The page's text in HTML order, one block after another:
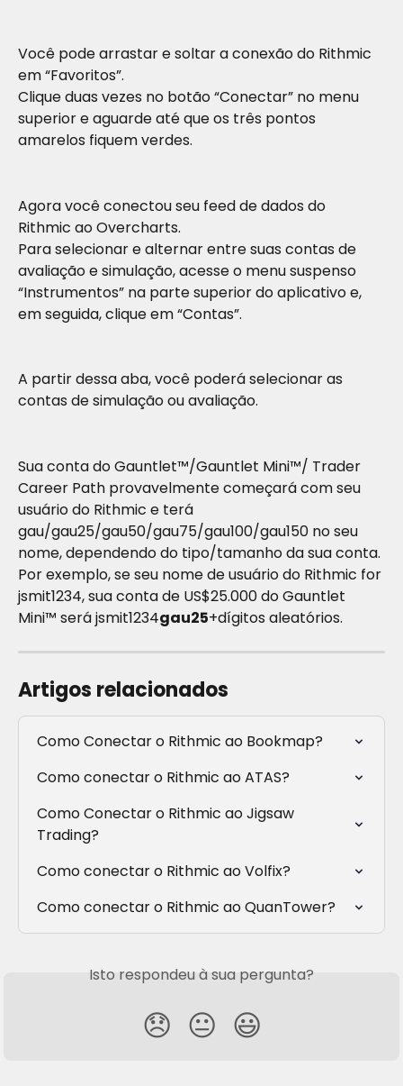
Você pode arrastar e soltar a conexão do Rithmic
em “Favoritos”.
Clique duas vezes no botão “Conectar” no menu
superior e aguarde até que os três pontos
amarelos fiquem verdes.
Agora você conectou seu feed de dados do
Rithmic ao Overcharts.
Para selecionar e alternar entre suas contas de
avaliação e simulação, acesse o menu suspenso
“Instrumentos” na parte superior do aplicativo e,
em seguida, clique em “Contas”.
A partir dessa aba, você poderá selecionar as
contas de simulação ou avaliação.
Sua conta do Gauntlet™/Gauntlet Mini™/ Trader
Career Path provavelmente começará com seu
usuário do Rithmic e terá
gau/gau25/gau50/gau75/gau100/gau150 no seu
nome, dependendo do tipo/tamanho da sua conta.
Por exemplo, se seu nome de usuário do Rithmic for
jsmit1234, sua conta de US$25.000 do Gauntlet
Mini™ será jsmit1234gau25+dígitos aleatórios.
Artigos relacionados
Como Conectar o Rithmic ao Bookmap?
Como conectar o Rithmic ao ATAS?
Como Conectar o Rithmic ao Jigsaw
Trading?
Como conectar o Rithmic ao Volfix?
Como conectar o Rithmic ao QuanTower?
Isto respondeu à sua pergunta?
😞 😐 😃